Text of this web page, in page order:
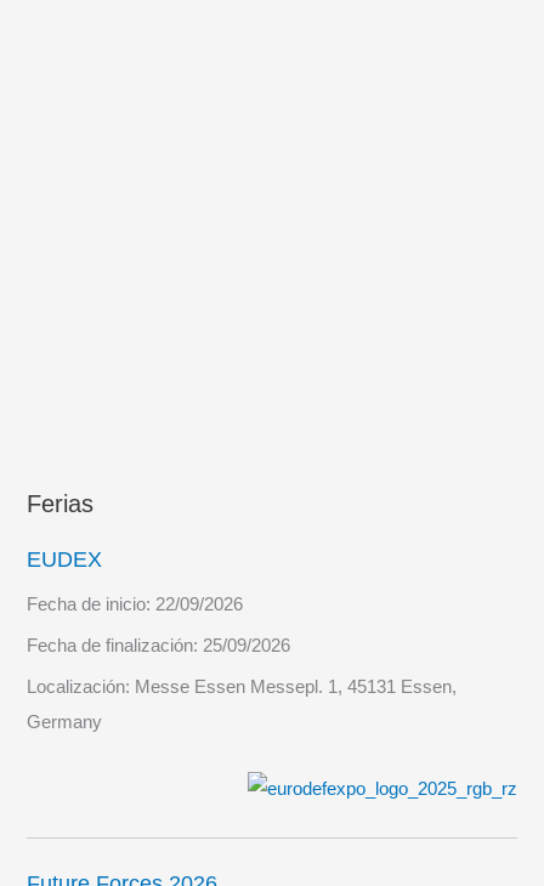
Ferias
EUDEX
Fecha de inicio:22/09/2026
Fecha de finalización:25/09/2026
Localización: Messe Essen Messepl. 1, 45131 Essen,
Germany